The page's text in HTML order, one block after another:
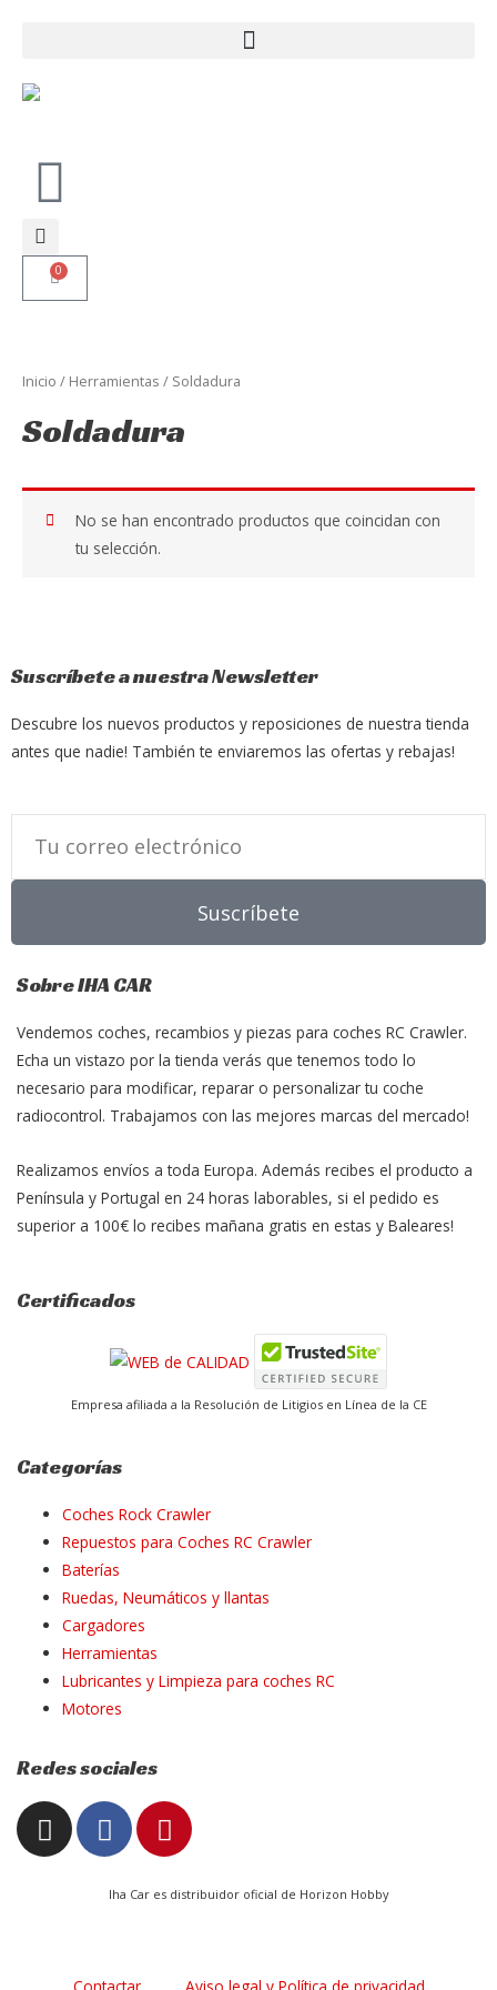
0
Carrito
Inicio / Herramientas / Soldadura
Soldadura
No se han encontrado productos que coincidan con
tu selección.
Suscríbete a nuestra Newsletter
Descubre los nuevos productos y reposiciones de nuestra tienda
antes que nadie! También te enviaremos las ofertas y rebajas!
Suscríbete
Sobre IHA CAR
Vendemos coches, recambios y piezas para coches RC Crawler.
Echa un vistazo por la tienda verás que tenemos todo lo
necesario para modificar, reparar o personalizar tu coche
radiocontrol. Trabajamos con las mejores marcas del mercado!
Realizamos envíos a toda Europa. Además recibes el producto a
Península y Portugal en 24 horas laborables, si el pedido es
superior a 100€ lo recibes mañana gratis en estas y Baleares!
Certificados
Empresa afiliada a la Resolución de Litigios en Línea de la CE
Categorías
Coches Rock Crawler
Repuestos para Coches RC Crawler
Baterías
Ruedas, Neumáticos y llantas
Cargadores
Herramientas
Lubricantes y Limpieza para coches RC
Motores
Redes sociales
I
n
s
F
a
c
e
o
P
i
n
t
Iha Car es distribuidor oficial de Horizon Hobby